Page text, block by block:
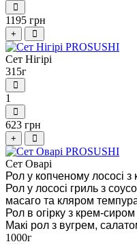
1195 грн
+
Сет Нігірі
315г
1
623 грн
+
Сет Оварі
Рол у копченому лососі з
Рол у лососі гриль з
масаго та кляром
Рол в огірку з крем-
Макі рол з вугрем,
1000г